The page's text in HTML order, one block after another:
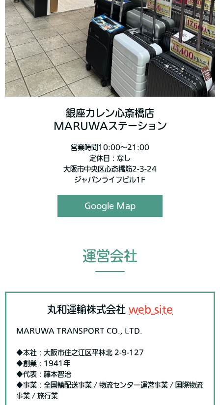
銀座カレン心斎橋店
MARUWAステーション
営業時間10:00～21:00
定休日：なし
大阪市中央区心斎橋筋2-3-24
ジャパンライフビル1F
Google Map
運営会社
丸和運輸株式会社 web site
MARUWA TRANSPORT CO., LTD.
◆本社：大阪市住之江区平林北 2-9-127
◆創業：1941年
◆代表：藤本智治
◆事業：全国輸配送事業 / 物流センター運営事業 / 国際物流
事業 / 旅行業